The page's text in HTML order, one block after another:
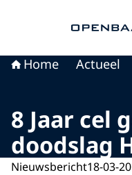
Home Actueel
8 Jaar cel
doodslag
Nieuwsbericht18-03-